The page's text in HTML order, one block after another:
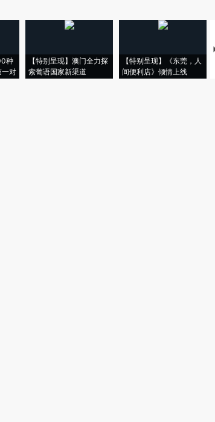
种
一对
【特别呈现】澳门全力探
索葡语国家新渠道
【特别呈现】《东莞，人
间便利店》倾情上线